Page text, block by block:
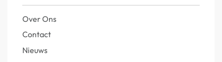
Over Ons
Contact
Nieuws